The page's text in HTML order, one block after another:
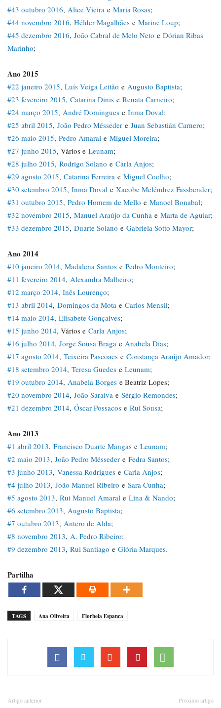
#43 outubro 2016, Alice Vieira e Maria Rosas;
#44 novembro 2016, Hélder Magalhães e Marine Loup;
#45 dezembro 2016, João Cabral de Melo Neto e Dórian Ribas
Marinho;
Ano 2015
#22 janeiro 2015, Luís Veiga Leitão e Augusto Baptista;
#23 fevereiro 2015, Catarina Dinis e Renata Carneiro;
#24 março 2015, André Domingues e Inma Doval;
#25 abril 2015, João Pedro Mésseder e Juan Sebastián Carnero;
#26 maio 2015, Pedro Amaral e Miguel Moreira;
#27 junho 2015, Vários e Leunam;
#28 julho 2015, Rodrigo Solano e Carla Anjos;
#29 agosto 2015, Catarina Ferreira e Miguel Coelho;
#30 setembro 2015, Inma Doval e Xacobe Meléndrez Fassbender;
#31 outubro 2015, Pedro Homem de Mello e Manoel Bonabal;
#32 novembro 2015, Manuel Araújo da Cunha e Marta de Aguiar;
#33 dezembro 2015, Duarte Solano e Gabriela Sotto Mayor;
Ano 2014
#10 janeiro 2014, Madalena Santos e Pedro Monteiro;
#11 fevereiro 2014, Alexandra Malheiro;
#12 março 2014, Inês Lourenço;
#13 abril 2014, Domingos da Mota e Carlos Mensil;
#14 maio 2014, Elisabete Gonçalves;
#15 junho 2014, Vários e Carla Anjos;
#16 julho 2014, Jorge Sousa Braga e Anabela Dias;
#17 agosto 2014, Teixeira Pascoaes e Constança Araújo Amador;
#18 setembro 2014, Teresa Guedes e Leunam;
#19 outubro 2014, Anabela Borges e Beatriz Lopes;
#20 novembro 2014, João Saraiva e Sérgio Remondes;
#21 dezembro 2014, Óscar Possacos e Rui Sousa;
Ano 2013
#1 abril 2013, Francisco Duarte Mangas e Leunam;
#2 maio 2013, João Pedro Mésseder e Fedra Santos;
#3 junho 2013, Vanessa Rodrigues e Carla Anjos;
#4 julho 2013, João Manuel Ribeiro e Sara Cunha;
#5 agosto 2013, Rui Manuel Amaral e Lina & Nando;
#6 setembro 2013, Augusto Baptista;
#7 outubro 2013, Antero de Alda;
#8 novembro 2013, A. Pedro Ribeiro;
#9 dezembro 2013, Rui Santiago e Glória Marques.
Partilha
TAGS Ana Oliveira Florbela Espanca
Artigo anterior Próximo artigo